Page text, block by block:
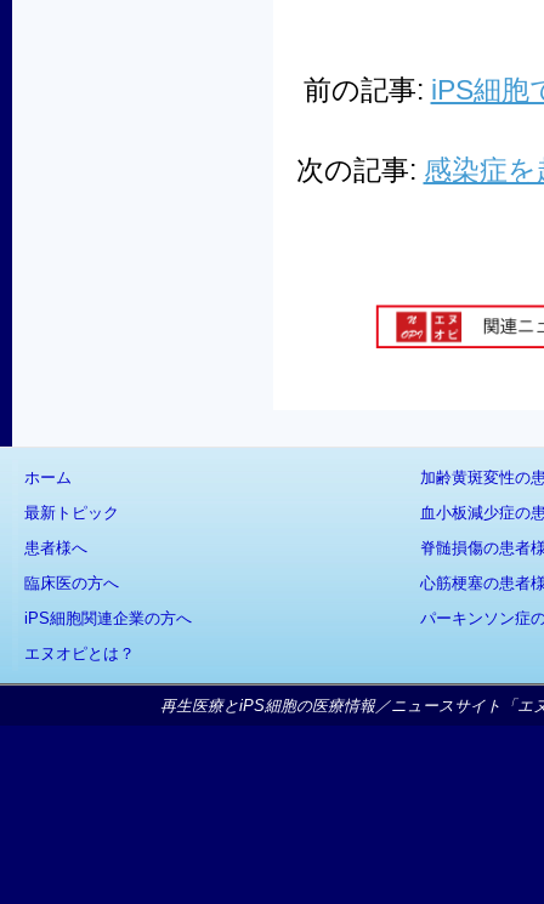
前の記事: iPS細胞
次の記事: 感染症
ホーム
最新トピック
患者様へ
臨床医の方へ
iPS細胞関連企業の方へ
エヌオピとは？
加齢黄斑変性の
血小板減少症の
脊髄損傷の患者
心筋梗塞の患者
パーキンソン症
再生医療とiPS細胞の医療情報／ニュースサイト「